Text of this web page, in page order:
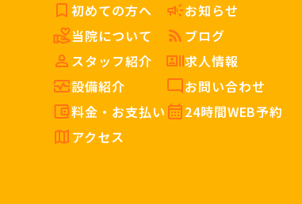
初めての方へ
当院について
スタッフ紹介
設備紹介
料金・お支払い
アクセス
お知らせ
ブログ
求人情報
お問い合わせ
24時間WEB予約